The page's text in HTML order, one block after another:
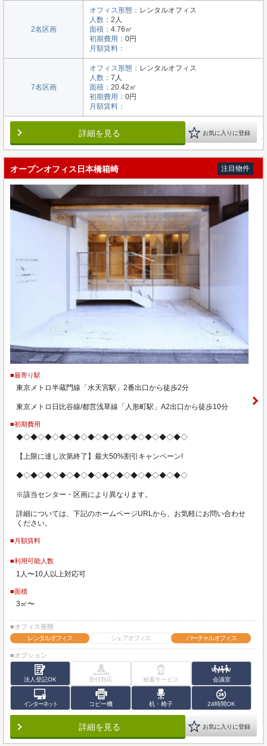
2名区画
オフィス形態： レンタルオフィス
人数： 2人
面積： 4.76㎡
初期費用： 0円
月額賃料：
7名区画
オフィス形態： レンタルオフィス
人数： 7人
面積： 20.42㎡
初期費用： 0円
月額賃料：
詳細を見る お気に入りに登録
オープンオフィス日本橋箱崎 注目物件
■最寄り駅
東京メトロ半蔵門線「水天宮駅」2番出口から徒歩2分
東京メトロ日比谷線/都営浅草線「人形町駅」A2出口から徒歩10分
■初期費用
◆◇◆◇◆◇◆◇◆◇◆◇◆◇◆◇◆◇◆◇◆◇◆◇
【上限に達し次第終了】最大50%割引キャンペーン!
◆◇◆◇◆◇◆◇◆◇◆◇◆◇◆◇◆◇◆◇◆◇◆◇
※該当センター・区画により異なります。
詳細については、下記のホームページURLから、お気軽にお問い合わせ
ください。
■月額賃料
■利用可能人数
1人〜10人以上対応可
■面積
3㎡〜
■オフィス形態
レンタルオフィス
シェアオフィス バーチャルオフィス
■オプション
法人登記OK 受付対応 秘書サービス 会議室
インターネット コピー機 机・椅子 24時間OK
詳細を見る お気に入りに登録